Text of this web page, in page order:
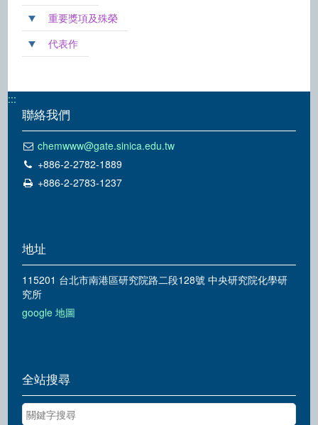
重要獎項及殊榮
代表作
:::
聯絡我們
chemwww@gate.sinica.edu.tw
+886-2-2782-1889
+886-2-2783-1237
地址
115201 台北市南港區研究院路二段128號 中央研究院化學研
究所
google 地圖
全站搜尋
關鍵字搜尋